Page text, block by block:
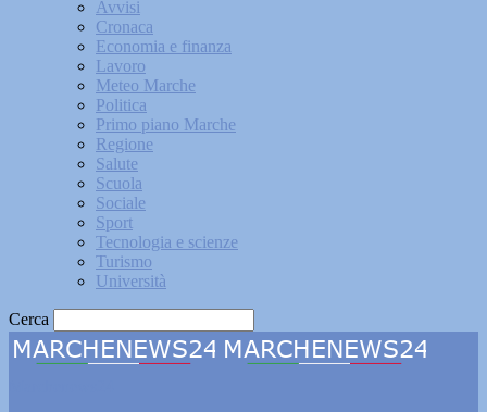
Avvisi
Cronaca
Economia e finanza
Lavoro
Meteo Marche
Politica
Primo piano Marche
Regione
Salute
Scuola
Sociale
Sport
Tecnologia e scienze
Turismo
Università
Cerca